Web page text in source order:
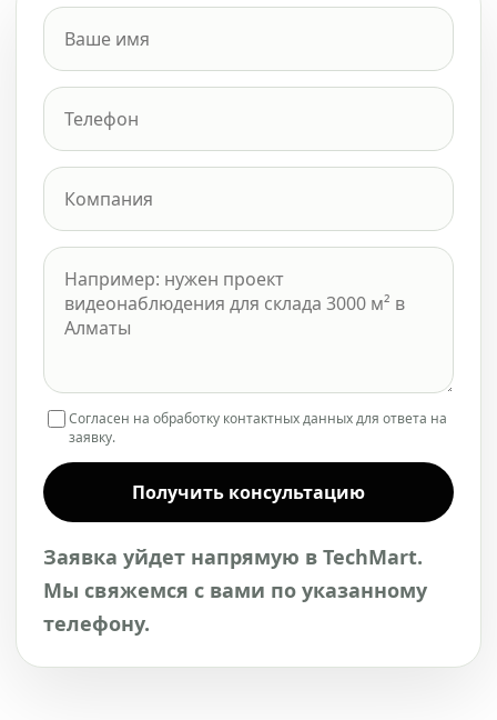
Согласен на обработку контактных данных для ответа на
заявку.
Получить консультацию
Заявка уйдет напрямую в TechMart.
Мы свяжемся с вами по указанному
телефону.